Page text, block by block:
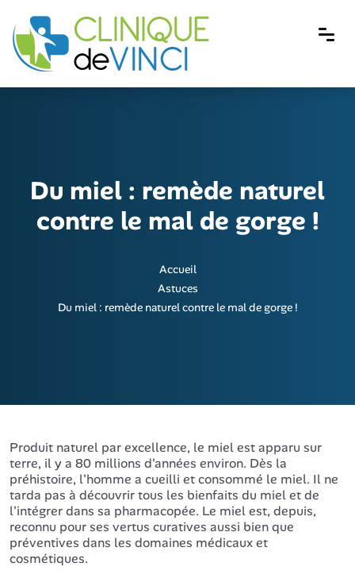
Du miel : remède naturel
contre le mal de gorge !
Accueil
Astuces
Du miel : remède naturel contre le mal de gorge !
Produit naturel par excellence, le miel est apparu sur
terre, il y a 80 millions d'années environ. Dès la
préhistoire, l'homme a cueilli et consommé le miel. Il ne
tarda pas à découvrir tous les bienfaits du miel et de
l'intégrer dans sa pharmacopée. Le miel est, depuis,
reconnu pour ses vertus curatives aussi bien que
préventives dans les domaines médicaux et
cosmétiques.